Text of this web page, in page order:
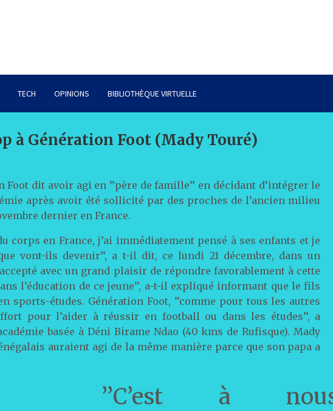
TECH OPINIONS BIBLIOTHÈQUE VIRTUELLE
à Génération Foot (Mady Touré)
dit avoir agi en ’’père de famille’’ en décidant d’intégrer le
après avoir été sollicité par des proches de l’ancien milieu
dernier en France.
corps en France, j’ai immédiatement pensé à ses enfants et je
vont-ils devenir’’, a t-il dit, ce lundi 21 décembre, dans un
accepté avec un grand plaisir de répondre favorablement à cette
l’éducation de ce jeune’’, a-t-il expliqué informant que le fils
sports-études. Génération Foot, ’’comme pour tous les autres
pour l’aider à réussir en football ou dans les études’’, a
basée à Déni Birame Ndao (40 kms de Rufisque). Mady
auraient agi de la même manière parce que son papa a
’’C’est à